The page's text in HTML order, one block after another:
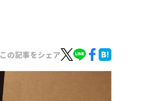
この記事をシェア